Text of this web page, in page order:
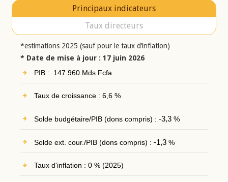
Principaux indicateurs
Taux directeurs
*estimations 2025 (sauf pour le taux d’inflation)
* Date de mise à jour : 17 juin 2026
PIB : 147 960 Mds Fcfa
Taux de croissance : 6,6 %
Solde budgétaire/PIB (dons compris) : -3,3%
Solde ext. cour./PIB (dons compris) : -1,3%
Taux d'inflation : 0 % (2025)